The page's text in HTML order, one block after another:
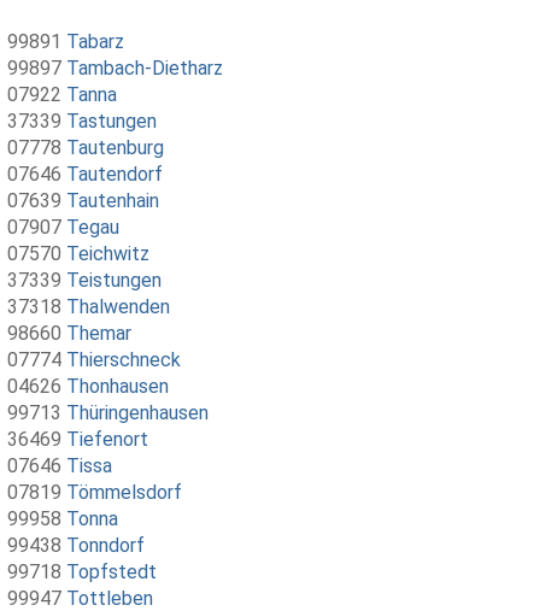
99891 Tabarz
99897 Tambach-Dietharz
07922 Tanna
37339 Tastungen
07778 Tautenburg
07646 Tautendorf
07639 Tautenhain
07907 Tegau
07570 Teichwitz
37339 Teistungen
37318 Thalwenden
98660 Themar
07774 Thierschneck
04626 Thonhausen
99713 Thüringenhausen
36469 Tiefenort
07646 Tissa
07819 Tömmelsdorf
99958 Tonna
99438 Tonndorf
99718 Topfstedt
99947 Tottleben